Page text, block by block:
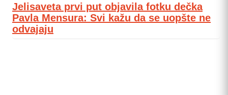
Jelisaveta prvi put objavila fotku dečka
Pavla Mensura: Svi kažu da se uopšte ne
odvajaju